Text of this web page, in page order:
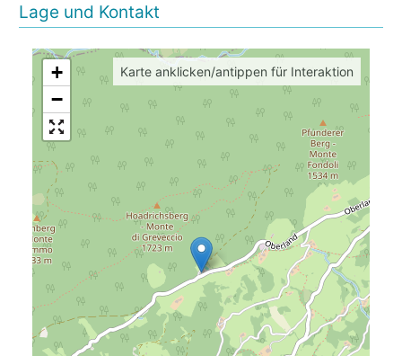
Lage und Kontakt
+
−
Karte anklicken/antippen für Interaktion